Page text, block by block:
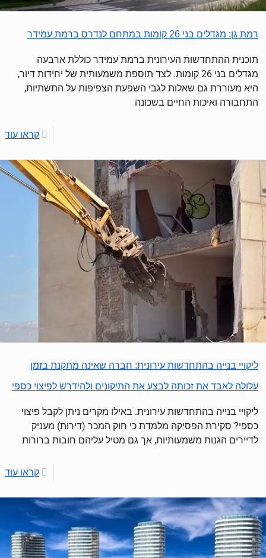
רמת גן: מגדלים בני 26 קומות במתחם לנדרס ברמת עמידר
תוכנית ההתחדשות העירונית ברמת עמידר כוללת ארבעה
מגדלים בני 26 קומות. לצד תוספת משמעותית של יחידות דיור,
היא מעוררת גם שאלות לגבי השפעת הצפיפות על התשתיות,
התחבורה ואיכות החיים בשכונה
קראו עוד
ליקויי בנייה בהתחדשות עירונית: חברה שאינה מתקנת בזמן
עלולה לאבד את זכותה לבצע את התיקונים ולהידרש לפיצוי כספי
ליקויי בנייה בהתחדשות עירונית. באילו מקרים ניתן לקבל פיצוי
כספי? סקירת הפסיקה מלמדת כי חוק המכר (דירות) מעניק
לדיירים הגנות משמעותיות, אך גם מטיל עליהם חובות ברורות
קראו עוד